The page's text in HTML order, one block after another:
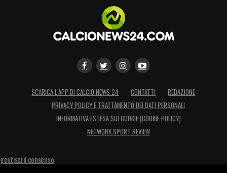
SCARICA L’APP DI CALCIO NEWS 24 CONTATTI
REDAZIONE
PRIVACY POLICY E TRATTAMENTO DEI DATI PERSONALI
INFORMATIVA ESTESA SUI COOKIE (COOKIE POLICY)
NETWORK SPORT REVIEW
gestisci il consenso